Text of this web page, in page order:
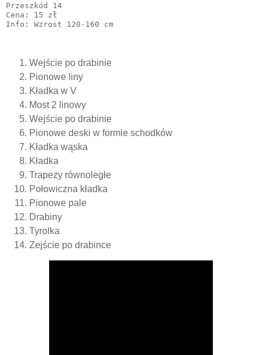
Przeszkód 14
Cena: 15 zł
Wejście po drabinie
Pionowe liny
Kładka w V
Most 2 linowy
Wejście po drabinie
Pionowe deski w formie schodków
Kładka wąska
Kładka
Trapezy równoległe
Połowiczna kładka
Pionowe pale
Drabiny
Tyrolka
Zejście po drabince